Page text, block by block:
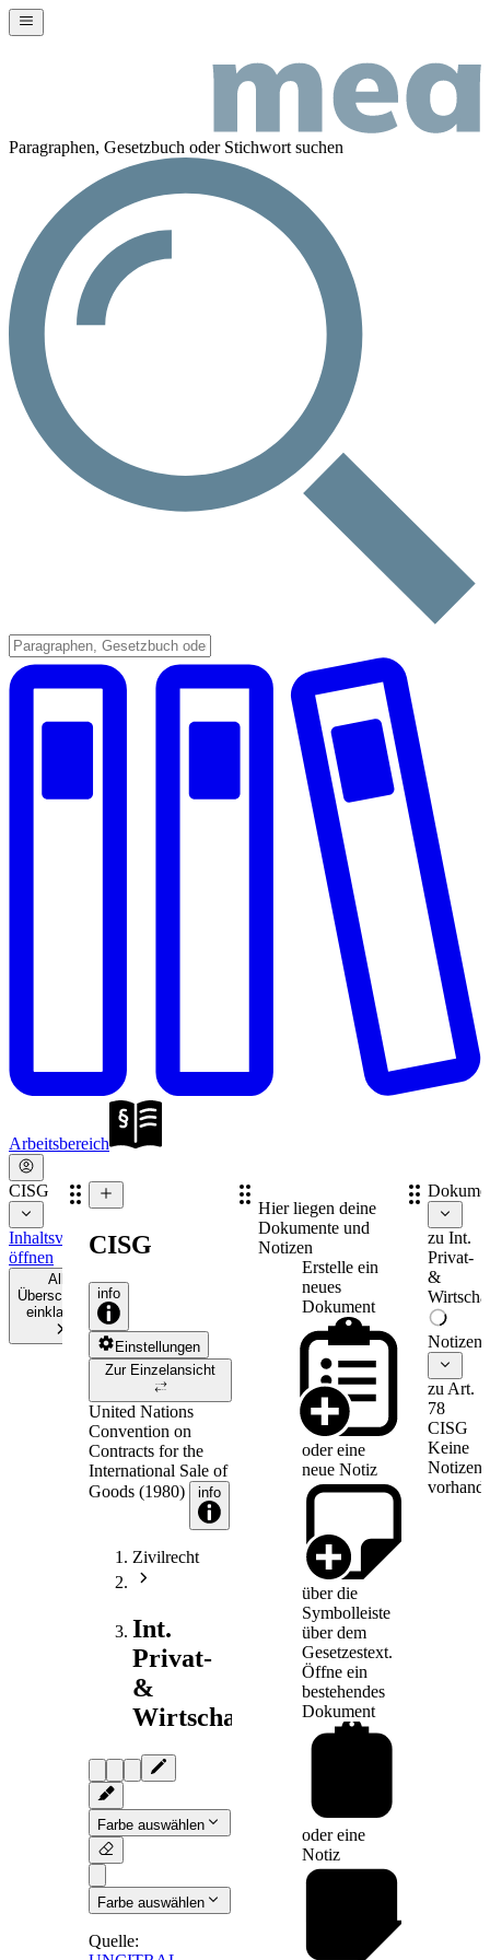
Paragraphen, Gesetzbuch oder Stichwort suchen
Arbeitsbereich
CISG
Inhaltsverzeichnis
öffnen
Alle
Überschriften
einklappen
CISG
info
Einstellungen
Zur Einzelansicht
United Nations
Convention on
Contracts for the
International Sale of
Goods (1980)
info
Zivilrecht
Int.
Privat-
&
Wirtschaftsrecht
Farbe auswählen
Farbe auswählen
Quelle:
Hier liegen deine
Dokumente und
Notizen
Erstelle ein
neues
Dokument
oder eine
neue Notiz
über die
Symbolleiste
über dem
Gesetzestext.
Öffne ein
bestehendes
Dokument
oder eine
Notiz
zu Int.
Privat-
&
Notizen
zu Art.
78
CISG
Keine
Notizen